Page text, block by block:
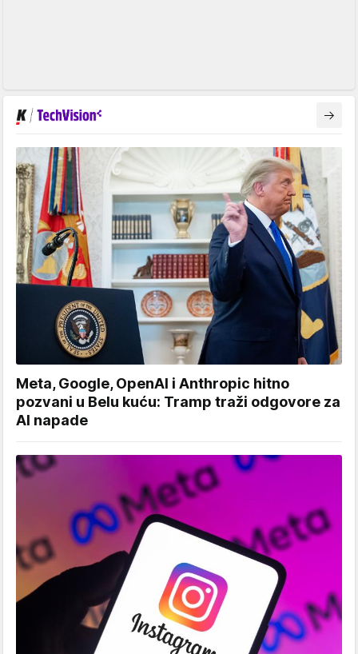
Meta, Google, OpenAI i Anthropic hitno
pozvani u Belu kuću: Tramp traži odgovore za
AI napade